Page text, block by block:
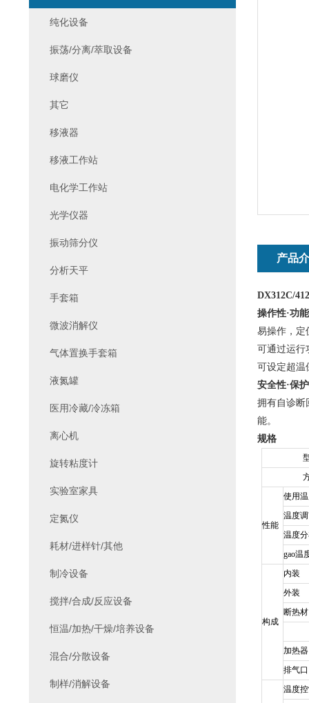
产品
DX312C/
操作性·功
易操作，定
可通过运行
可设定超温
安全性·保
拥有自诊断
能。
规格
性能
使用
温度
温度
gao温
构成
内装
外装
断热材
加热器
排气口
温度
纯化设备
振荡/分离/萃取设备
球磨仪
其它
移液器
移液工作站
电化学工作站
光学仪器
振动筛分仪
分析天平
手套箱
微波消解仪
气体置换手套箱
液氮罐
医用冷藏/冷冻箱
离心机
旋转粘度计
实验室家具
定氮仪
耗材/进样针/其他
制冷设备
搅拌/合成/反应设备
恒温/加热/干燥/培养设备
混合/分散设备
制样/消解设备